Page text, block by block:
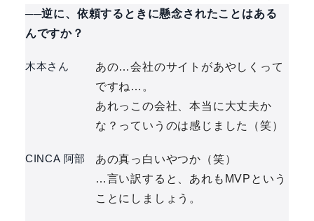
──逆に、依頼するときに懸念されたことはある
んですか？
木本さん
あの…会社のサイトがあやしくって
ですね…。
あれっこの会社、本当に大丈夫か
な？っていうのは感じました（笑）
CINCA 阿部
あの真っ白いやつか（笑）
…言い訳すると、あれもMVPという
ことにしましょう。